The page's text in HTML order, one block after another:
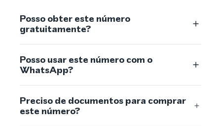
Posso obter este número
gratuitamente?
Posso usar este número com o
WhatsApp?
Preciso de documentos para comprar
este número?